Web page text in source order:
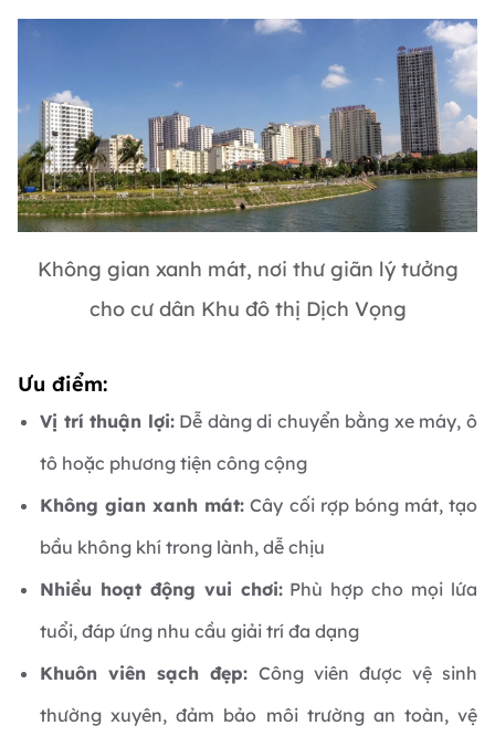
Không gian xanh mát, nơi thư giãn lý tưởng
cho cư dân Khu đô thị Dịch Vọng
Ưu điểm:
Vị trí thuận lợi:Dễ dàng di chuyển bằng xe máy, ô
tô hoặc phương tiện công cộng
Không gian xanh mát: Cây cối rợp bóng mát, tạo
bầu không khí trong lành, dễ chịu
Nhiều hoạt động vui chơi:Phù hợp cho mọi lứa
tuổi, đáp ứng nhu cầu giải trí đa dạng
Khuôn viên sạch đẹp: Công viên được vệ sinh
thường xuyên, đảm bảo môi trường an toàn, vệ